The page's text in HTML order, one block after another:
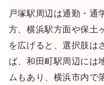
戸塚駅周辺は通勤・通
方、横浜駅方面や保土
を広げると、選択肢は
ば、和田町駅周辺には
ムもあり、横浜市内で